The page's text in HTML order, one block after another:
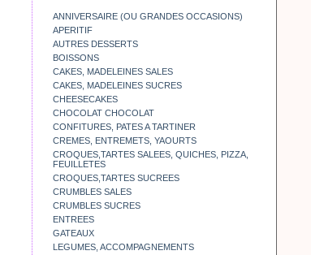
ANNIVERSAIRE (OU GRANDES OCCASIONS)
APERITIF
AUTRES DESSERTS
BOISSONS
CAKES, MADELEINES SALES
CAKES, MADELEINES SUCRES
CHEESECAKES
CHOCOLAT CHOCOLAT
CONFITURES, PATES A TARTINER
CREMES, ENTREMETS, YAOURTS
CROQUES,TARTES SALEES, QUICHES, PIZZA,
FEUILLETES
CROQUES,TARTES SUCREES
CRUMBLES SALES
CRUMBLES SUCRES
ENTREES
GATEAUX
LEGUMES, ACCOMPAGNEMENTS